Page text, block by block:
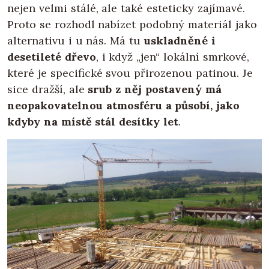
nejen velmi stálé, ale také esteticky zajímavé.
Proto se rozhodl nabízet podobný materiál jako
alternativu i u nás. Má tuuskladněné i
desetileté dřevo, i když „jen“ lokální smrkové,
které je specifické svou přirozenou patinou. Je
sice dražší, ale srub z něj postavený má
neopakovatelnou atmosféru a působí, jako
kdyby na místě stál desítky let.